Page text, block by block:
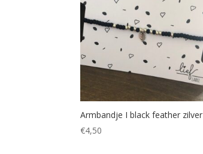
Armbandje I black feather zilver
€4,50